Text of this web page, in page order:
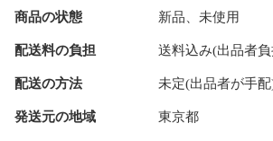
商品の状態 新品、未使用
配送料の負担 送料込み(出品者
配送の方法 未定(出品者が手
発送元の地域 東京都